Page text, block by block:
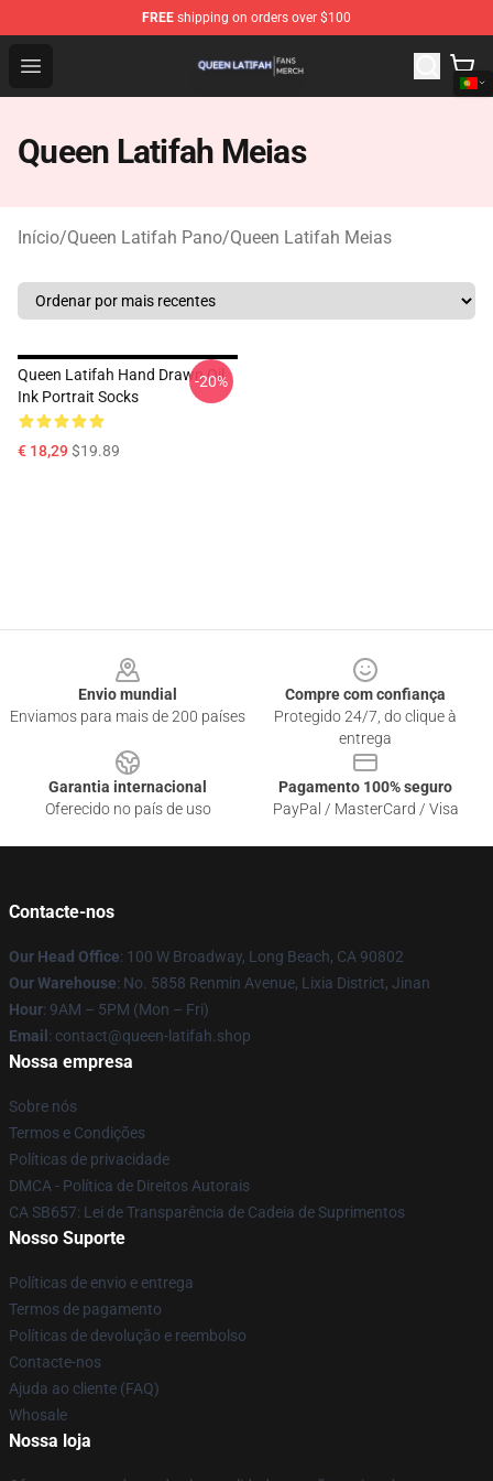
FREE shipping on orders over $100
Open menu
Queen Latifah Shop - Official Queen Latifah
Queen Latifah Meias
Início/Queen Latifah Pano/Queen Latifah Meias
Queen Latifah Hand Drawn Oil
Ink Portrait Socks
€ 18,29$19.89
-20%
Envio mundial
Enviamos para mais de 200 países
Compre com confiança
Protegido 24/7, do clique à
entrega
Garantia internacional
Oferecido no país de uso
Pagamento 100% seguro
PayPal / MasterCard / Visa
Contacte-nos
Our Head Office: 100 W Broadway, Long Beach, CA 90802
Our Warehouse: No. 5858 Renmin Avenue, Lixia District, Jinan
Hour: 9AM – 5PM (Mon – Fri)
Email : contact@queen-latifah.shop
Nossa empresa
Sobre nós
Termos e Condições
Políticas de privacidade
DMCA - Política de Direitos Autorais
CA SB657: Lei de Transparência de Cadeia de Suprimentos
Nosso Suporte
Políticas de envio e entrega
Termos de pagamento
Políticas de devolução e reembolso
Contacte-nos
Ajuda ao cliente (FAQ)
Whosale
Nossa loja